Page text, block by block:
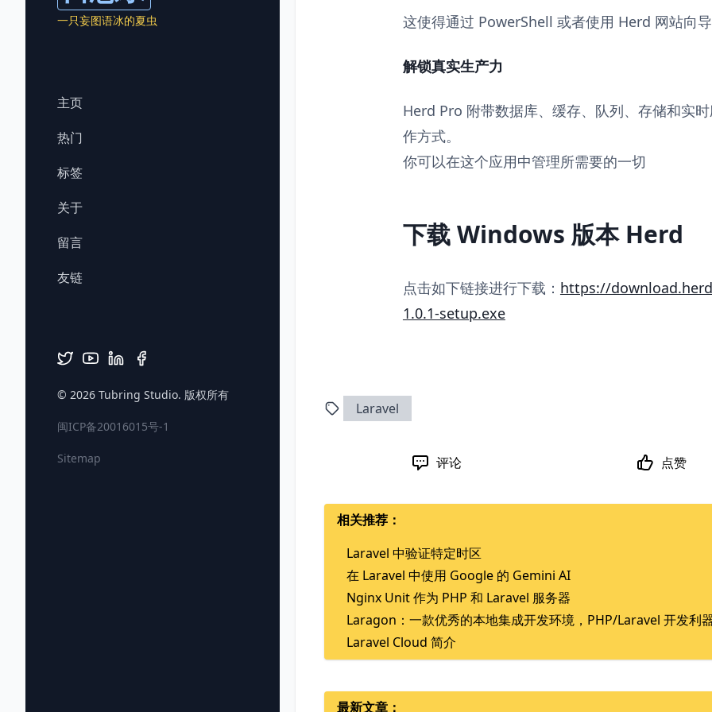
一只妄图语冰的夏虫
主页
热门
标签
关于
留言
友链
© 2026 Tubring Studio. 版权所有
闽ICP备20016015号-1
Sitemap
这使得通过 PowerShell 或者使用 Herd 网站向
解锁真实生产力
Herd Pro 附带数据库、缓存、队列、存储和实
作方式。
你可以在这个应用中管理所需要的一切
下载 Windows 版本 Herd
点击如下链接进行下载： https://
1.0.1-setup.exe
Laravel
评论 点赞
相关推荐：
Laravel 中验证特定时区
在 Laravel 中使用 Google 的 Gemini AI
Nginx Unit 作为 PHP 和 Laravel 服务器
Laragon：一款优秀的本地集成开发环境，PHP/Laravel 开发利
Laravel Cloud 简介
最新文章：